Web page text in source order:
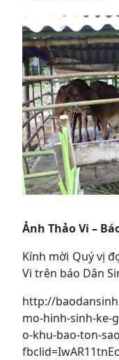
Ảnh Thảo Vi –
Kính mời Quý vị
Vi trên báo Dân
http://
mo-hinh-sinh-ke-
o-khu-bao-ton-